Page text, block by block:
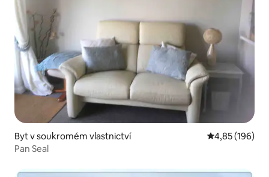
Byt v soukromém vlastnictví Průměrné
4,85 (196)
Pan Seal